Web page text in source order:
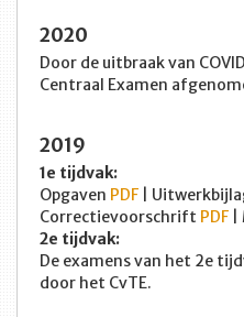
2020
Door de uitbraak van
Centraal Examen
2019
1e tijdvak:
Opgaven PDF |
Correctievoorschrift PDF
2e tijdvak:
De examens van het 2e
door het CvTE.